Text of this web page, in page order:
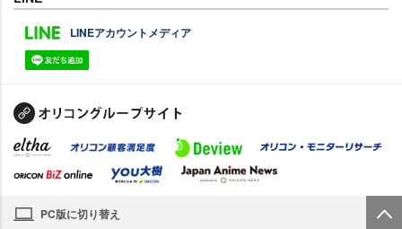
LINEアカウントメディア
PC版に切り替え